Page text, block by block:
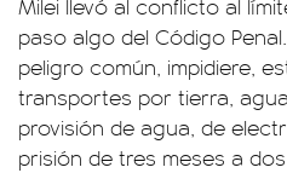
Milei llevó al conflicto al
paso algo del Código
peligro común, impidiere,
transportes por tierra,
provisión de agua, de
prisión de tres meses a